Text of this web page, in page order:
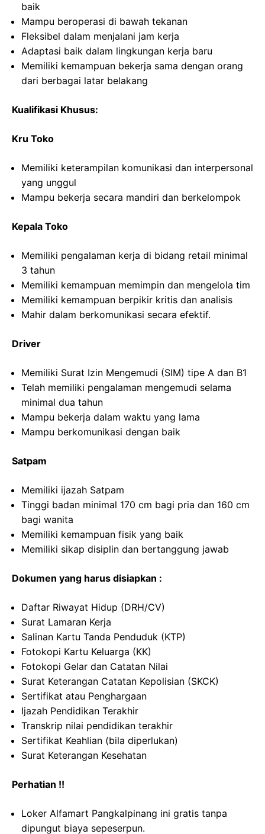
baik
Mampu beroperasi di bawah tekanan
Fleksibel dalam menjalani jam kerja
Adaptasi baik dalam lingkungan kerja baru
Memiliki kemampuan bekerja sama dengan orang
dari berbagai latar belakang
Kualifikasi Khusus:
Kru Toko
Memiliki keterampilan komunikasi dan interpersonal
yang unggul
Mampu bekerja secara mandiri dan berkelompok
Kepala Toko
Memiliki pengalaman kerja di bidang retail minimal
3 tahun
Memiliki kemampuan memimpin dan mengelola tim
Memiliki kemampuan berpikir kritis dan analisis
Mahir dalam berkomunikasi secara efektif.
Driver
Memiliki Surat Izin Mengemudi (SIM) tipe A dan B1
Telah memiliki pengalaman mengemudi selama
minimal dua tahun
Mampu bekerja dalam waktu yang lama
Mampu berkomunikasi dengan baik
Satpam
Memiliki ijazah Satpam
Tinggi badan minimal 170 cm bagi pria dan 160 cm
bagi wanita
Memiliki kemampuan fisik yang baik
Memiliki sikap disiplin dan bertanggung jawab
Dokumen yang harus disiapkan :
Daftar Riwayat Hidup (DRH/CV)
Surat Lamaran Kerja
Salinan Kartu Tanda Penduduk (KTP)
Fotokopi Kartu Keluarga (KK)
Fotokopi Gelar dan Catatan Nilai
Surat Keterangan Catatan Kepolisian (SKCK)
Sertifikat atau Penghargaan
Ijazah Pendidikan Terakhir
Transkrip nilai pendidikan terakhir
Sertifikat Keahlian (bila diperlukan)
Surat Keterangan Kesehatan
Perhatian !!
Loker Alfamart Pangkalpinang ini gratis tanpa
dipungut biaya sepeserpun.